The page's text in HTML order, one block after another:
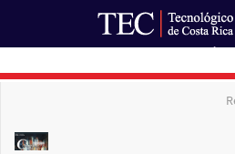
principal